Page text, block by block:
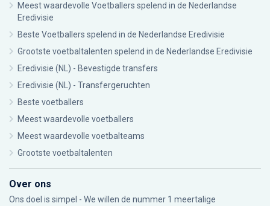
Meest waardevolle Voetballers spelend in de Nederlandse
Eredivisie
Beste Voetballers spelend in de Nederlandse Eredivisie
Grootste voetbaltalenten spelend in de Nederlandse Eredivisie
Eredivisie (NL) - Bevestigde transfers
Eredivisie (NL) - Transfergeruchten
Beste voetballers
Meest waardevolle voetballers
Meest waardevolle voetbalteams
Grootste voetbaltalenten
Over ons
Ons doel is simpel - We willen de nummer 1 meertalige